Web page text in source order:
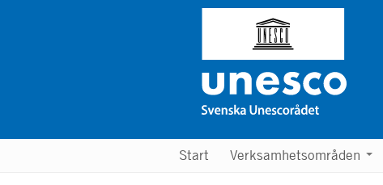
Start Verksamhetsområden